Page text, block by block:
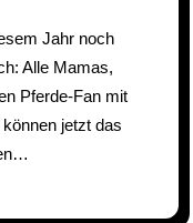
Alle Mamas,
Pferde-Fan mit
jetzt das